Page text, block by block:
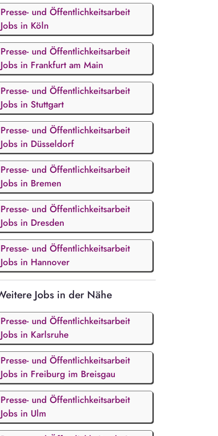
Presse- und Öffentlichkeitsarbeit
Jobs in Köln
Presse- und Öffentlichkeitsarbeit
Jobs in Frankfurt am Main
Presse- und Öffentlichkeitsarbeit
Jobs in Stuttgart
Presse- und Öffentlichkeitsarbeit
Jobs in Düsseldorf
Presse- und Öffentlichkeitsarbeit
Jobs in Bremen
Presse- und Öffentlichkeitsarbeit
Jobs in Dresden
Presse- und Öffentlichkeitsarbeit
Jobs in Hannover
Jobs in der Nähe
Presse- und Öffentlichkeitsarbeit
Jobs in Karlsruhe
Presse- und Öffentlichkeitsarbeit
Jobs in Freiburg im Breisgau
Presse- und Öffentlichkeitsarbeit
Jobs in Ulm